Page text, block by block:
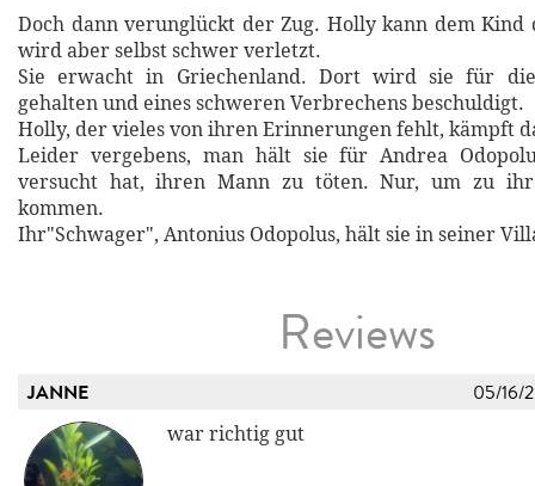
Doch dann verunglückt der Zug. Holly kann dem Kind
wird aber selbst schwer verletzt.
Sie erwacht in Griechenland. Dort wird sie für
gehalten und eines schweren Verbrechens beschuldigt.
Holly, der vieles von ihren Erinnerungen fehlt, kämpft
Leider vergebens, man hält sie für Andrea
versucht hat, ihren Mann zu töten. Nur, um zu
kommen.
Ihr"Schwager", Antonius Odopolus, hält sie in seiner
Reviews
JANNE 05/16/
war richtig gut